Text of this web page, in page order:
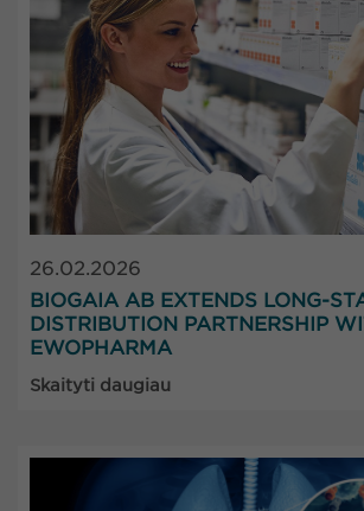
26.02.2026
BIOGAIA AB EXTENDS LONG-
DISTRIBUTION PARTNERSHIP
EWOPHARMA
Skaityti daugiau